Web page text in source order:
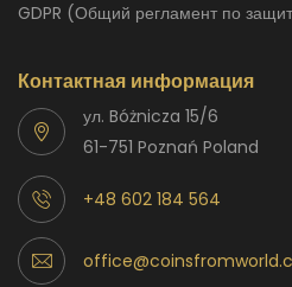
GDPR (Общий регламент по
Контактная информация
ул. Bóżnicza 15/6
61-751 Poznań Poland
+48 602 184 564